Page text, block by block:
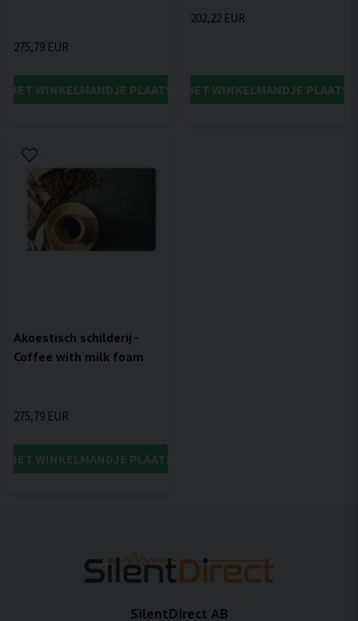
275,79 EUR
HET WINKELMANDJE PLAATSEN
202,22 EUR
IN HET WINKELMANDJE
Akoestisch schilderij -
Coffee with milk foam
275,79 EUR
HET WINKELMANDJE PLAATSEN
SilentDirect AB